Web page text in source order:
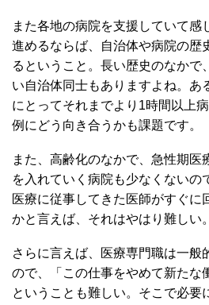
また各地の病院を支援していて感
進めるならば、自治体や病院の歴
るということ。長い歴史のなかで
い自治体同士もありますよね。あ
にとってそれまでより1時間以上
例にどう向き合うかも課題です。
また、高齢化のなかで、急性期医
を入れていく病院も少なくないの
医療に従事してきた医師がすぐに
かと言えば、それはやはり難しい。
さらに言えば、医療専門職は一般
ので、「この仕事をやめて新たな
ということも難しい。そこで必要